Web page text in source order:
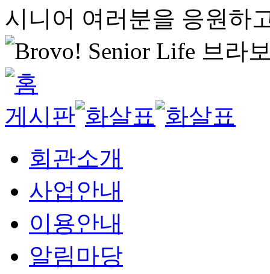
시니어 여러분을 응원하
게시판
회관소개
사업안내
이용안내
알림마당